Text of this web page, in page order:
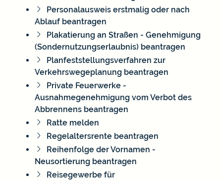
Personalausweis erstmalig oder nach
Ablauf beantragen
Plakatierung an Straßen - Genehmigung
(Sondernutzungserlaubnis) beantragen
Planfeststellungsverfahren zur
Verkehrswegeplanung beantragen
Private Feuerwerke -
Ausnahmegenehmigung vom Verbot des
Abbrennens beantragen
Ratte melden
Regelaltersrente beantragen
Reihenfolge der Vornamen -
Neusortierung beantragen
Reisegewerbe für